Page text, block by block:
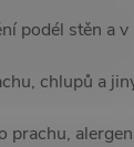
podél stěn a
chlupů a
prachu,